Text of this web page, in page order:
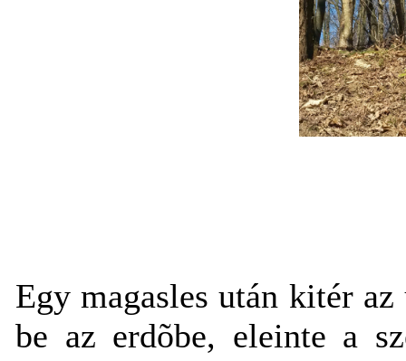
Egy magasles után kitér
be az erdõbe, eleinte a